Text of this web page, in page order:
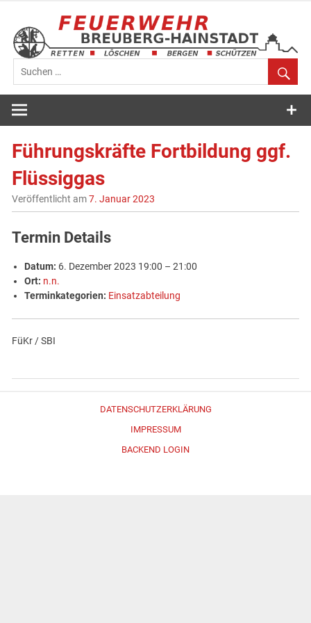
springen
Feuerwehr
Breuberg-
Hainstadt
Führungskräfte Fortbildung ggf.
Flüssiggas
Veröffentlicht am7. Januar 2023
Termin Details
Datum: 6. Dezember 2023 19:00 –21:00
Ort: n.n.
Terminkategorien: Einsatzabteilung
FüKr / SBI
DATENSCHUTZERKLÄRUNG
IMPRESSUM
BACKEND LOGIN